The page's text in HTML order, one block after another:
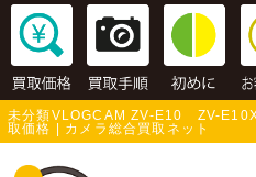
未分類VLOGCAM ZV-E10 ZV-
取価格 | カメラ総合買取ネット